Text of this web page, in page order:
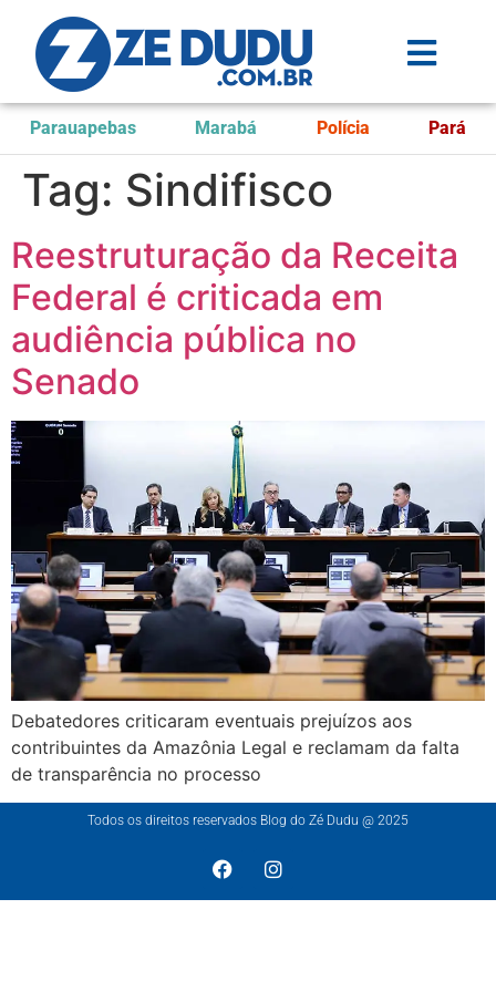
Parauapebas Marabá Polícia Pará
Tag: Sindifisco
Reestruturação da Receita
Federal é criticada em
audiência pública no
Senado
Debatedores criticaram eventuais prejuízos aos
contribuintes da Amazônia Legal e reclamam da falta
de transparência no processo
Todos os direitos reservados Blog do Zé Dudu @ 2025